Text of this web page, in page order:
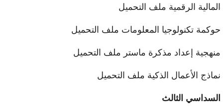
الرقمية ملف التحميل
تكنولوجيا المعلومات ملف التحميل
إعداد مذكرة ماستر ملف التحميل
الأعمال الذكية ملف التحميل
الثالث